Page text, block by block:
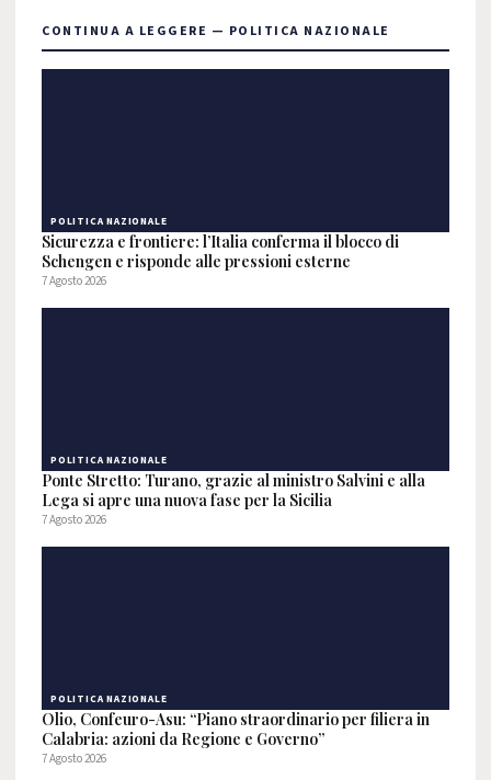
CONTINUA A LEGGERE — POLITICA NAZIONALE
POLITICA NAZIONALE
Sicurezza e frontiere: l’Italia conferma il blocco di
Schengen e risponde alle pressioni esterne
7 Agosto 2026
POLITICA NAZIONALE
Ponte Stretto: Turano, grazie al ministro Salvini e alla
Lega si apre una nuova fase per la Sicilia
7 Agosto 2026
POLITICA NAZIONALE
Olio, Confeuro-Asu: “Piano straordinario per filiera in
Calabria: azioni da Regione e Governo”
7 Agosto 2026